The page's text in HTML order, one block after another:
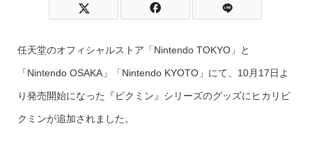
任天堂のオフィシャルストア「Nintendo TOKYO」と
「Nintendo OSAKA」「Nintendo KYOTO」にて、10月17日よ
り発売開始になった『ピクミン』シリーズのグッズにヒカリピ
クミンが追加されました。